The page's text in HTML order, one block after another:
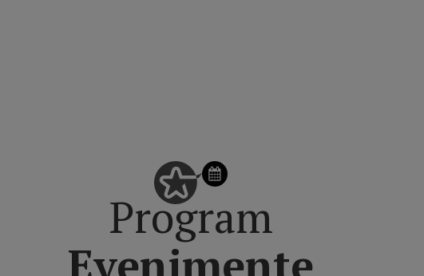
Program
Evenimente